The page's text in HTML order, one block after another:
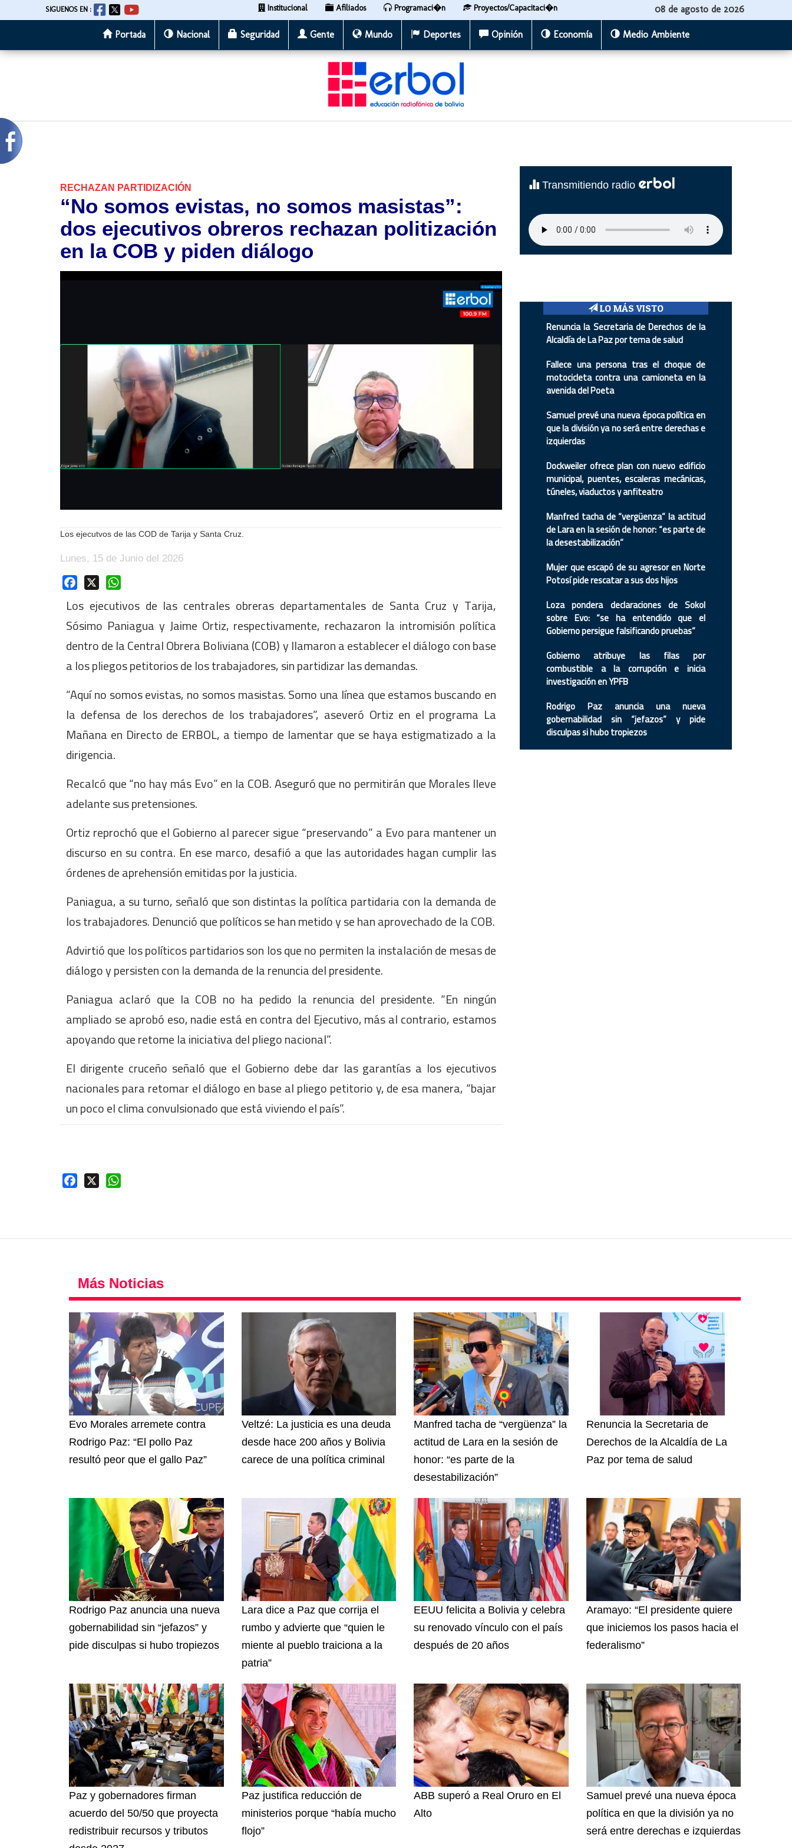
al
SIGUENOS EN : Institucional Afiliados Programaci�n Proyectos/Capacitaci�n 08 de agosto de 2026
Portada Nacional Seguridad Gente Mundo Deportes Opinión Economía Medio Ambiente
RECHAZAN PARTIDIZACIÓN
“No somos evistas, no somos masistas”:
dos ejecutivos obreros rechazan politización
en la COB y piden diálogo
Los ejecutvos de las COD de Tarija y Santa Cruz.
Lunes, 15 de Junio del 2026
Facebook
Los ejecutivos de las centrales obreras departamentales de Santa Cruz y Tarija,
Sósimo Paniagua y Jaime Ortiz, respectivamente, rechazaron la intromisión política
dentro de la Central Obrera Boliviana (COB) y llamaron a establecer el diálogo con base
a los pliegos petitorios de los trabajadores, sin partidizar las demandas.
“Aquí no somos evistas, no somos masistas. Somo una línea que estamos buscando en
la defensa de los derechos de los trabajadores”, aseveró Ortiz en el programa La
Mañana en Directo de ERBOL, a tiempo de lamentar que se haya estigmatizado a la
dirigencia.
Recalcó que “no hay más Evo” en la COB. Aseguró que no permitirán que Morales lleve
adelante sus pretensiones.
Ortiz reprochó que el Gobierno al parecer sigue “preservando” a Evo para mantener un
discurso en su contra. En ese marco, desafió a que las autoridades hagan cumplir las
órdenes de aprehensión emitidas por la justicia.
Paniagua, a su turno, señaló que son distintas la política partidaria con la demanda de
los trabajadores. Denunció que políticos se han metido y se han aprovechado de la COB.
Advirtió que los políticos partidarios son los que no permiten la instalación de mesas de
diálogo y persisten con la demanda de la renuncia del presidente.
Paniagua aclaró que la COB no ha pedido la renuncia del presidente. “En ningún
ampliado se aprobó eso, nadie está en contra del Ejecutivo, más al contrario, estamos
apoyando que retome la iniciativa del pliego nacional”.
El dirigente cruceño señaló que el Gobierno debe dar las garantías a los ejecutivos
nacionales para retomar el diálogo en base al pliego petitorio y, de esa manera, “bajar
un poco el clima convulsionado que está viviendo el país”.
Facebook
Transmitiendo radio erbol
LO MÁS VISTO
Renuncia la Secretaria de Derechos de la
Alcaldía de La Paz por tema de salud
Fallece una persona tras el choque de
motocicleta contra una camioneta en la
avenida del Poeta
Samuel prevé una nueva época política en
que la división ya no será entre derechas e
izquierdas
Dockweiler ofrece plan con nuevo edificio
municipal, puentes, escaleras mecánicas,
túneles, viaductos y anfiteatro
Manfred tacha de “vergüenza” la actitud
de Lara en la sesión de honor: “es parte de
la desestabilización”
Mujer que escapó de su agresor en Norte
Potosí pide rescatar a sus dos hijos
Loza pondera declaraciones de Sokol
sobre Evo: “se ha entendido que el
Gobierno persigue falsificando pruebas”
Gobierno atribuye las filas por
combustible a la corrupción e inicia
investigación en YPFB
Rodrigo Paz anuncia una nueva
gobernabilidad sin “jefazos” y pide
disculpas si hubo tropiezos
Más Noticias
Evo Morales arremete contra
Rodrigo Paz: “El pollo Paz
resultó peor que el gallo Paz”
Veltzé: La justicia es una deuda
desde hace 200 años y Bolivia
carece de una política criminal
Manfred tacha de “vergüenza” la
actitud de Lara en la sesión de
honor: “es parte de la
desestabilización”
Renuncia la Secretaria de
Derechos de la Alcaldía de La
Paz por tema de salud
Rodrigo Paz anuncia una nueva
gobernabilidad sin “jefazos” y
pide disculpas si hubo tropiezos
Lara dice a Paz que corrija el
rumbo y advierte que “quien le
miente al pueblo traiciona a la
patria”
EEUU felicita a Bolivia y celebra
su renovado vínculo con el país
después de 20 años
Aramayo: “El presidente quiere
que iniciemos los pasos hacia el
federalismo”
Paz y gobernadores firman
acuerdo del 50/50 que proyecta
redistribuir recursos y tributos
Paz justifica reducción de
ministerios porque “había mucho
flojo”
ABB superó a Real Oruro en El
Alto
Samuel prevé una nueva época
política en que la división ya no
será entre derechas e izquierdas